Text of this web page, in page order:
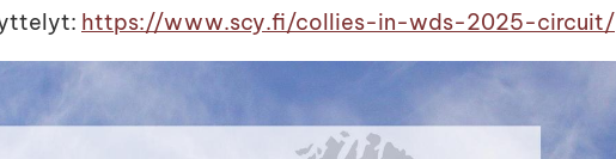
https://www.scy.fi/collies-in-wds-2025-circuit/